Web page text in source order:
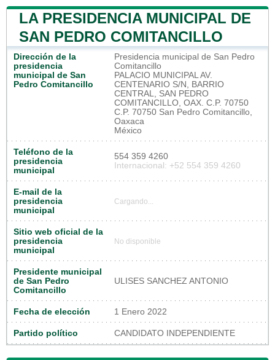
LA PRESIDENCIA MUNICIPAL DE
SAN PEDRO COMITANCILLO
Dirección de la
presidencia
municipal de San
Pedro Comitancillo
Presidencia municipal de San Pedro
Comitancillo
PALACIO MUNICIPAL AV.
CENTENARIO S/N, BARRIO
CENTRAL, SAN PEDRO
COMITANCILLO, OAX. C.P. 70750
C.P. 70750 San Pedro Comitancillo,
Oaxaca
México
Teléfono de la
presidencia
municipal
554 359 4260
Internacional: +52 554 359 4260
E-mail de la
presidencia
municipal
Cargando...
Sitio web oficial de la
presidencia
municipal
No disponible
Presidente municipal
de San Pedro
Comitancillo
ULISES SANCHEZ ANTONIO
Fecha de elección 1 Enero 2022
Partido político CANDIDATO INDEPENDIENTE